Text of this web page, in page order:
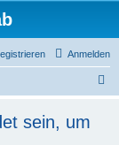
Anmelden
sein, um